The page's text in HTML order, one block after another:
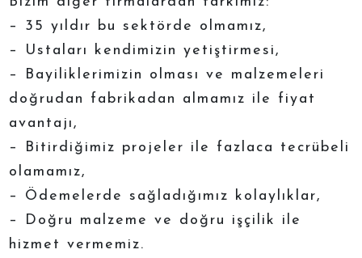
– 35 yıldır bu sektörde olmamız,
– Ustaları kendimizin yetiştirmesi,
– Bayiliklerimizin olması ve malzemeleri
doğrudan fabrikadan almamız ile fiyat
avantajı,
– Bitirdiğimiz projeler ile fazlaca tecrübeli
olamamız,
– Ödemelerde sağladığımız kolaylıklar,
– Doğru malzeme ve doğru işçilik ile
hizmet vermemiz.